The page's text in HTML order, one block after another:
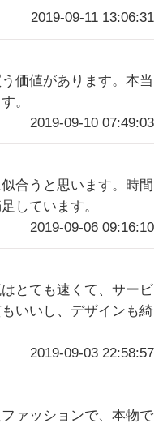
2019-09-11 13:06:31
価値があります。本当
。
2019-09-10 07:49:03
合うと思います。時間
しています。
2019-09-06 09:16:10
とても速くて、サービ
いいし、デザインも綺
2019-09-03 22:58:57
ァッションで、本物で